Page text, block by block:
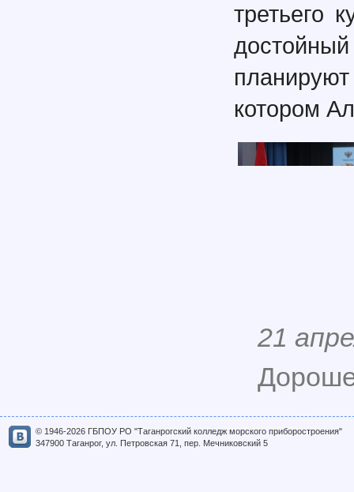
третьего
котором
21
© 1946-2026 ГБПОУ РО "Таганрогский колледж морского приборостроения"
347900 Таганрог, ул. Петровская 71, пер. Мечниковский 5